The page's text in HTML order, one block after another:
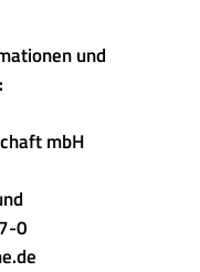
und
mbH
0